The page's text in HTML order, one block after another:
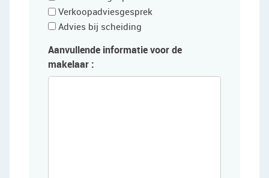
Verkoopadviesgesprek
Advies bij scheiding
Aanvullende informatie voor de
makelaar :